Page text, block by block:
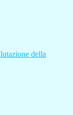
della